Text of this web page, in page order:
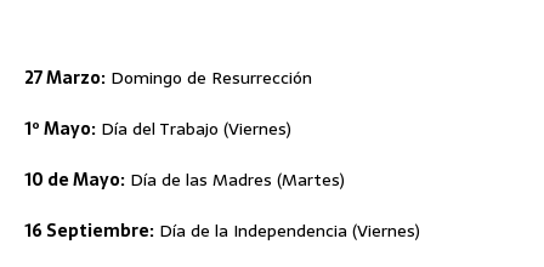
27 Marzo: Domingo de Resurrección
1º Mayo: Día del Trabajo (Viernes)
10 de Mayo: Día de las Madres (Martes)
16 Septiembre: Día de la Independencia (Viernes)